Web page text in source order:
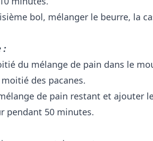
bol, mélanger le beurre, la
:
du mélange de pain dans le
des pacanes.
de pain restant et ajouter
pendant 50 minutes.